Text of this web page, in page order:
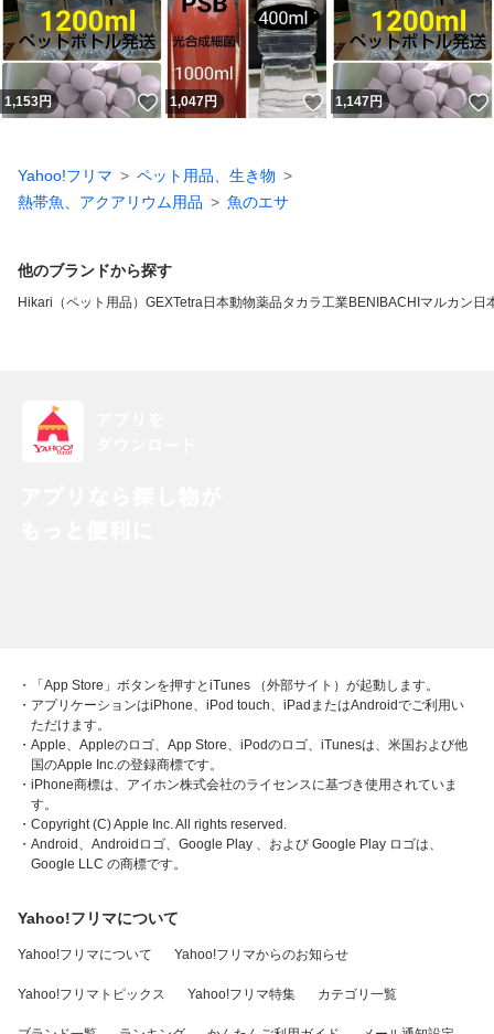
1,153円 いいね！
1,047円 いいね！
1,147円
Yahoo!フリマ
ペット用品、生き物
熱帯魚、アクアリウム用品
魚のエサ
他のブランドから探す
Hikari（ペット用品） GEXTetra日本動物薬品タカラ工業BENIBACHI マルカン 日
・「App Store」ボタンを押すとiTunes （外部サイト）が起動します。
・アプリケーションはiPhone、iPod touch、iPadまたはAndroidでご利用い
ただけます。
・Apple、Appleのロゴ、App Store、iPodのロゴ、iTunesは、米国および他
国のApple Inc.の登録商標です。
・iPhone商標は、アイホン株式会社のライセンスに基づき使用されていま
す。
・Copyright (C) Apple Inc. All rights reserved.
・Android、Androidロゴ、Google Play 、および Google Play ロゴは、
Google LLC の商標です。
Yahoo!フリマについて
Yahoo!フリマについて Yahoo!フリマからのお知らせ
Yahoo!フリマトピックス Yahoo!フリマ特集 カテゴリ一覧